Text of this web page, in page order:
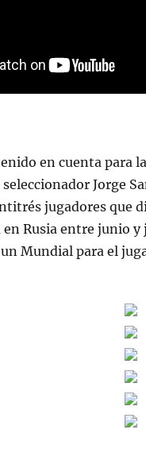
en cuenta para
seleccionador Jorge
jugadores que
en Rusia entre junio
Mundial para el